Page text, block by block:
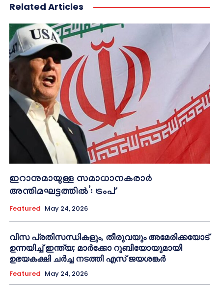
Related Articles
ഇറാനുമായുള്ള സമാധാനകരാർ
അന്തിമഘട്ടത്തിൽ‌’: ട്രംപ്
Featured May 24, 2026
വിസ പ്രതിസന്ധികളും, തീരുവയും അമേരിക്കയോട്
ഉന്നയിച്ച് ഇന്ത്യ; മാർക്കോ റൂബിയോയുമായി
ഉഭയകക്ഷി ചർച്ച നടത്തി എസ് ജയശങ്കർ
Featured May 24, 2026